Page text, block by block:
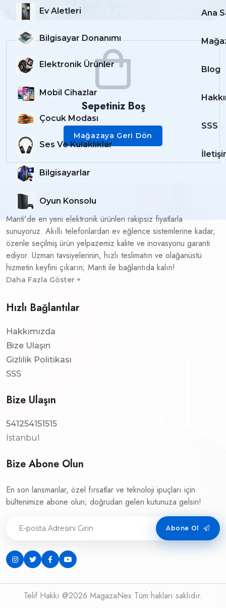
Ev Aletleri
Bilgisayar Donanımı
Elektronik Ürünler
Mobil Cihazlar
Çocuk Modası
Ses Ve Kulaklıklar
Bilgisayarlar
Oyun Konsolu
Ana
Blog
SSS
Sepetiniz Boş
Mağazaya Geri Dön
Manti'de en yeni elektronik ürünleri rakipsiz fiyatlarla
sunuyoruz. Akıllı telefonlardan ev eğlence sistemlerine kadar,
özenle seçilmiş ürün yelpazemiz kalite ve inovasyonu garanti
ediyor. Uzman tavsiyelerinin, hızlı teslimatın ve olağanüstü
hizmetin keyfini çıkarın; Manti ile bağlantıda kalın!
Daha Fazla Göster +
Hızlı Bağlantılar
Hakkımızda
Bize Ulaşın
Gizlilik Politikası
SSS
Bize Ulaşın
541254151515
İstanbul
Bize Abone Olun
En son lansmanlar, özel fırsatlar ve teknoloji ipuçları için
bültenimize abone olun; doğrudan gelen kutunuza gelsin!
Abone Ol
Telif Hakkı @2026 MagazaNex Tüm hakları saklıdır.